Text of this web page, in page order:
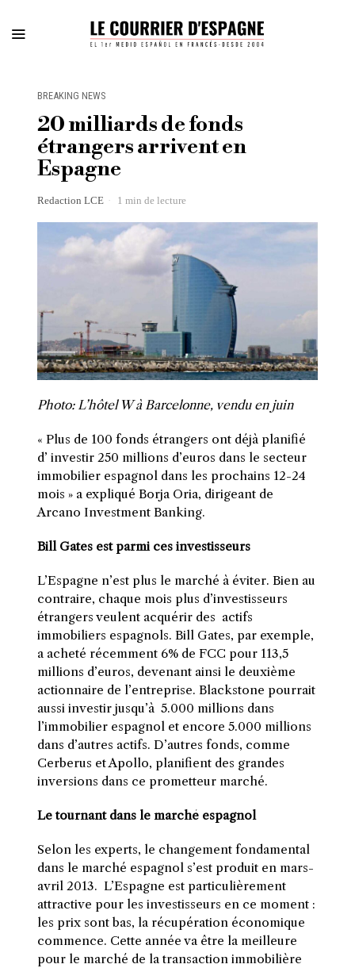
BREAKING NEWS
20 milliards de fonds
étrangers arrivent en
Espagne
Redaction LCE 1 min de lecture
Photo: L’hôtel W à Barcelonne, vendu en juin
« Plus de 100 fonds étrangers ont déjà planifié
d’ investir 250 millions d’euros dans le secteur
immobilier espagnol dans les prochains 12-24
mois » a expliqué Borja Oria, dirigeant de
Arcano Investment Banking.
Bill Gates est parmi ces investisseurs
L’Espagne n’est plus le marché à éviter. Bien au
contraire, chaque mois plus d’investisseurs
étrangers veulent acquérir des actifs
immobiliers espagnols. Bill Gates, par exemple,
a acheté récemment 6% de FCC pour 113,5
millions d’euros, devenant ainsi le deuxième
actionnaire de l’entreprise. Blackstone pourrait
aussi investir jusqu’à 5.000 millions dans
l’immobilier espagnol et encore 5.000 millions
dans d’autres actifs. D’autres fonds, comme
Cerberus et Apollo, planifient des grandes
inversions dans ce prometteur marché.
Le tournant dans le marché espagnol
Selon les experts, le changement fondamental
dans le marché espagnol s’est produit en mars-
avril 2013. L’Espagne est particulièrement
attractive pour les investisseurs en ce moment :
les prix sont bas, la récupération économique
commence. Cette année va être la meilleure
pour le marché de la transaction immobilière